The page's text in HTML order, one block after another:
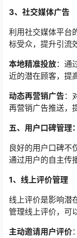
3、社交媒体广告
利用社交媒体平台
标受众，提升引流
本地精准投放：通
近的潜在顾客，提
动态再营销广告 ：
再营销广告推送，
五、用户口碑管理
良好的用户口碑不
通过用户的自主传
1、线上评价管理
线上评价是影响潜
管理线上评价，可
主动邀请用户评价